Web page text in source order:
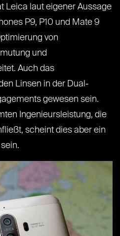
Leica laut eigener Aussage
P9, P10 und Mate 9
von
und
Auch das
Linsen in der Dual-
gewesen sein.
Ingenieursleistung, die
scheint dies aber ein